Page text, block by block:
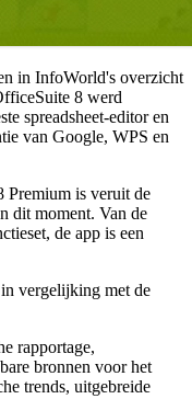
in InfoWorld's overzicht
8 werd
spreadsheet-editor en
van Google, WPS en
Premium is veruit de
dit moment. Van de
de app is een
vergelijking met de
rapportage,
bronnen voor het
trends, uitgebreide